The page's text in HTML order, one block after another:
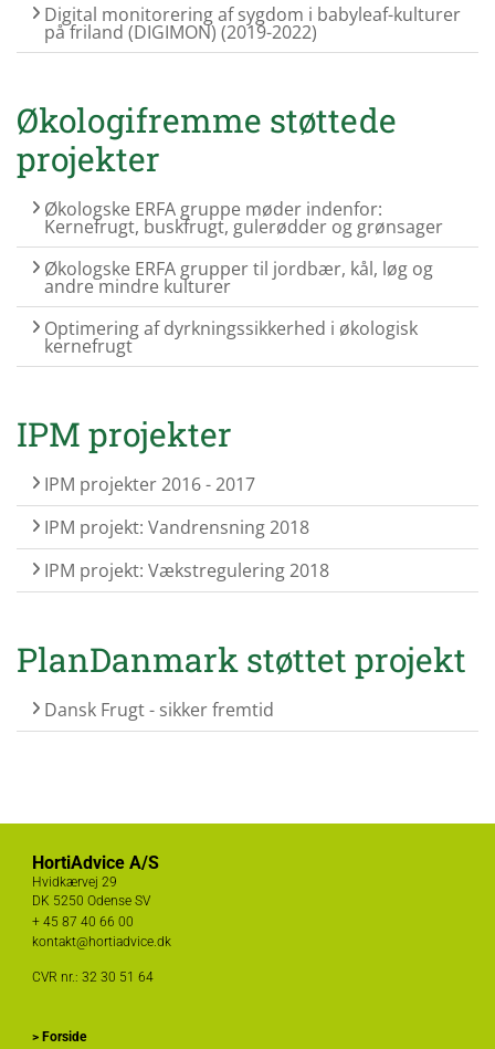
Digital monitorering af sygdom i babyleaf-kulturer
på friland (DIGIMON) (2019-2022)
Økologifremme støttede
projekter
Økologske ERFA gruppe møder indenfor:
Kernefrugt, buskfrugt, gulerødder og grønsager
Økologske ERFA grupper til jordbær, kål, løg og
andre mindre kulturer
Optimering af dyrkningssikkerhed i økologisk
kernefrugt
IPM projekter
IPM projekter 2016 - 2017
IPM projekt: Vandrensning 2018
IPM projekt: Vækstregulering 2018
PlanDanmark støttet projekt
Dansk Frugt - sikker fremtid
HortiAdvice A/S
Hvidkærvej 29
DK 5250 Odense SV
+ 45 87 40 66 00
kontakt@hortiadvice.dk
CVR nr.: 32 30 51 64
> Forside